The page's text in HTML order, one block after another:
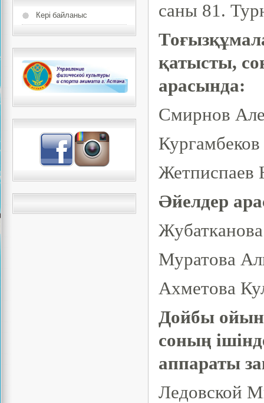
саны 81.
қатысты,
арасында:
Смирнов
Жетписпаев
Әйелдер
Муратова
Ахметова
Дойбы ойын
соның
аппараты
Ледовской
Кері байланыс